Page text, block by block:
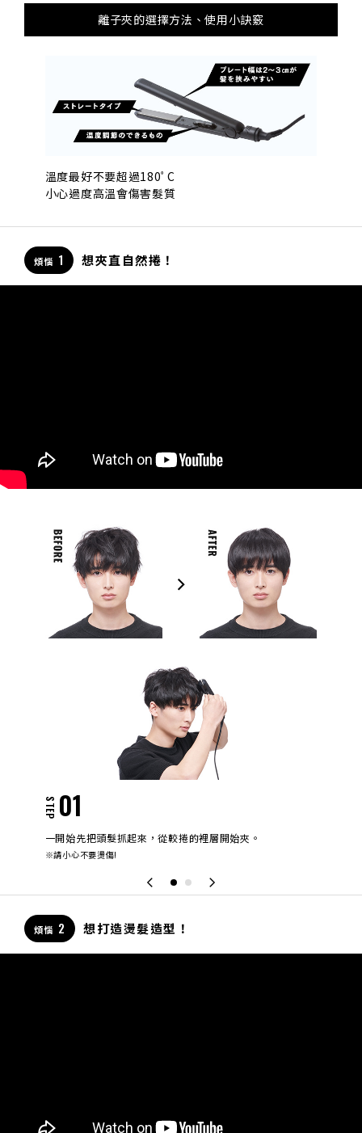
離子夾的選擇方法、使用小訣竅
溫度最好不要超過180ﾟC
小心過度高溫會傷害髮質
煩惱 1 想夾直自然捲！
STEP 01
一開始先把頭髮抓起來，從較捲的裡層開始夾。
※請小心不要燙傷!
煩惱 2 想打造燙髮造型！